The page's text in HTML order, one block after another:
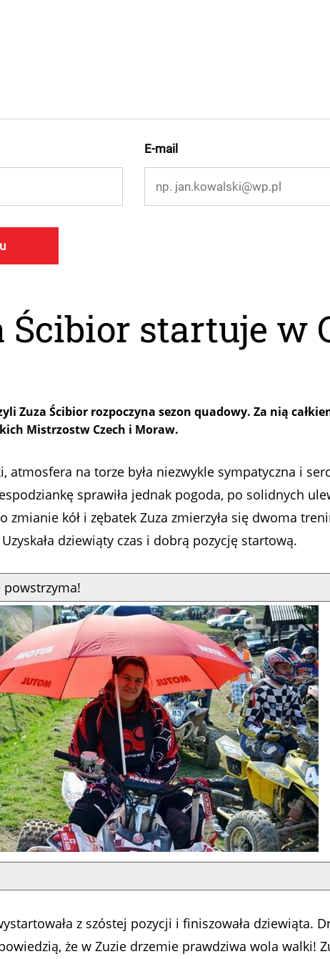
E-mail
Ścibior startuje w
Zuza Ścibior rozpoczyna sezon quadowy. Za nią
Mistrzostw Czech i Moraw.
atmosfera na torze była niezwykle sympatyczna i
sprawiła jednak pogoda, po solidnych
zmianie kół i zębatek Zuza zmierzyła się dwoma
dziewiąty czas i dobrą pozycję startową.
powstrzyma!
z szóstej pozycji i finiszowała dziewiąta.
że w Zuzie drzemie prawdziwa wola walki!